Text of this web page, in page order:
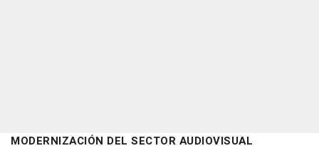
MODERNIZACIÓN DEL SECTOR AUDIOVISUAL